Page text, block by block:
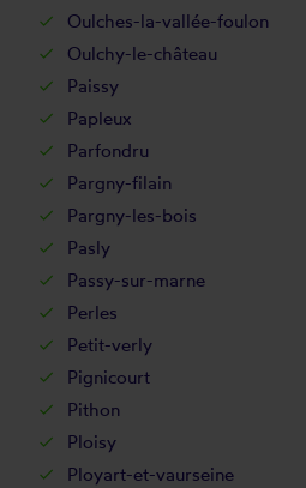
Oulches-la-vallée-foulon
Oulchy-le-château
Paissy
Papleux
Parfondru
Pargny-filain
Pargny-les-bois
Pasly
Passy-sur-marne
Perles
Petit-verly
Pignicourt
Pithon
Ploisy
Ployart-et-vaurseine